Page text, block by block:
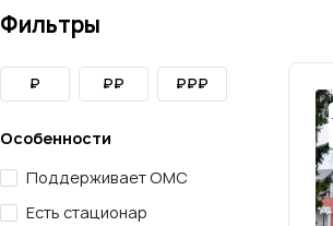
Фильтры
₽ ₽₽ ₽₽₽
Особенности
Поддерживает ОМС
Есть стационар